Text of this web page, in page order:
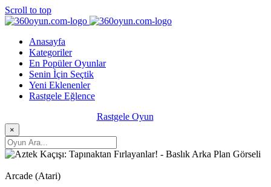
Scroll to top
Anasayfa
Kategoriler
En Popüler Oyunlar
Senin İçin Seçtik
Yeni Eklenenler
Rastgele Eğlence
Rastgele Oyun
×
Arcade (Atari)